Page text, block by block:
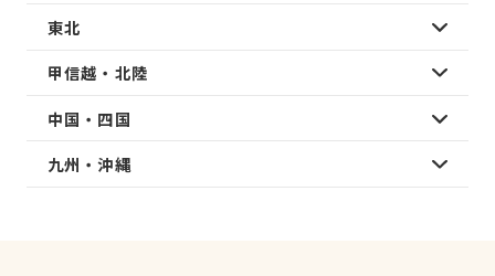
東北
甲信越・北陸
中国・四国
九州・沖縄